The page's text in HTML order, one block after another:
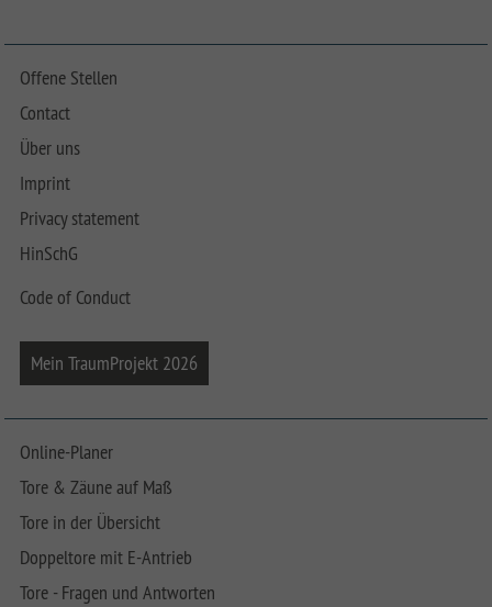
Offene Stellen
Contact
Über uns
Imprint
Privacy statement
HinSchG
Code of Conduct
Mein TraumProjekt 2026
Online-Planer
Tore & Zäune auf Maß
Tore in der Übersicht
Doppeltore mit E-Antrieb
Tore - Fragen und Antworten